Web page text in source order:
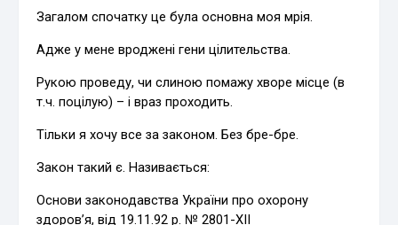
Загалом спочатку це була основна моя мрія.
Адже у мене вроджені гени цілительства.
Рукою проведу, чи слиною помажу хворе місце (в
т.ч. поцілую) – і враз проходить.
Тільки я хочу все за законом. Без бре-бре.
Закон такий є. Називається:
Основи законодавства України про охорону
здоров’я, від 19.11.92 р. № 2801-XII